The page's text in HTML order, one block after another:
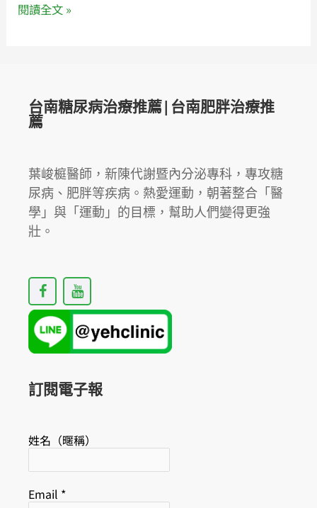
高？
閱讀全文 »
台南糖尿病治療推薦|台南肥胖治療推
薦
葉峻榳醫師，新陳代謝暨內分泌專科，專攻糖
尿病、肥胖等疾病。熱愛運動，朝著整合「醫
學」與「運動」的目標，幫助人們變得更強
壯。
F
a
c
e
b
o
k
Y
o
u
t
u
b
訂閱電子報
姓名（暱稱）
Email *